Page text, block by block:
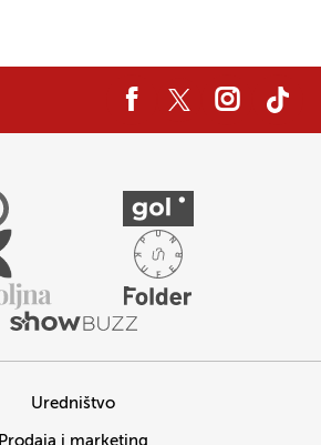
Uredništvo
Prodaja i marketing